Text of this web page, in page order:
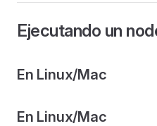
Ejecutando un
En Linux/Mac
En Linux/Mac